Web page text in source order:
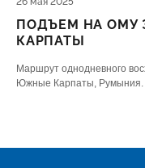
ПОДЪЕМ НА ОМУ
КАРПАТЫ
Маршрут однодневного
Южные Карпаты, Румыния.